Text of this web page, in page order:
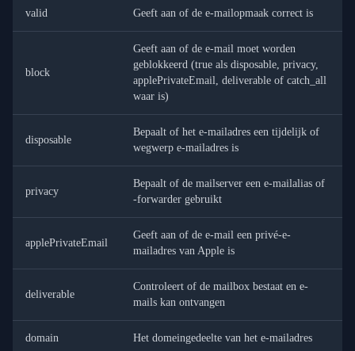
valid Geeft aan of de e-mailopmaak correct is
block
Geeft aan of de e-mail moet worden
geblokkeerd (true als disposable, privacy,
applePrivateEmail, deliverable of catch_all
waar is)
disposable
Bepaalt of het e-mailadres een tijdelijk of
wegwerp e-mailadres is
privacy
Bepaalt of de mailserver een e-mailalias of
-forwarder gebruikt
applePrivateEmail
Geeft aan of de e-mail een privé-e-
mailadres van Apple is
deliverable
Controleert of de mailbox bestaat en e-
mails kan ontvangen
domain Het domeingedeelte van het e-mailadres